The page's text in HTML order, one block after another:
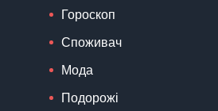
Гороскоп
Споживач
Мода
Подорожі